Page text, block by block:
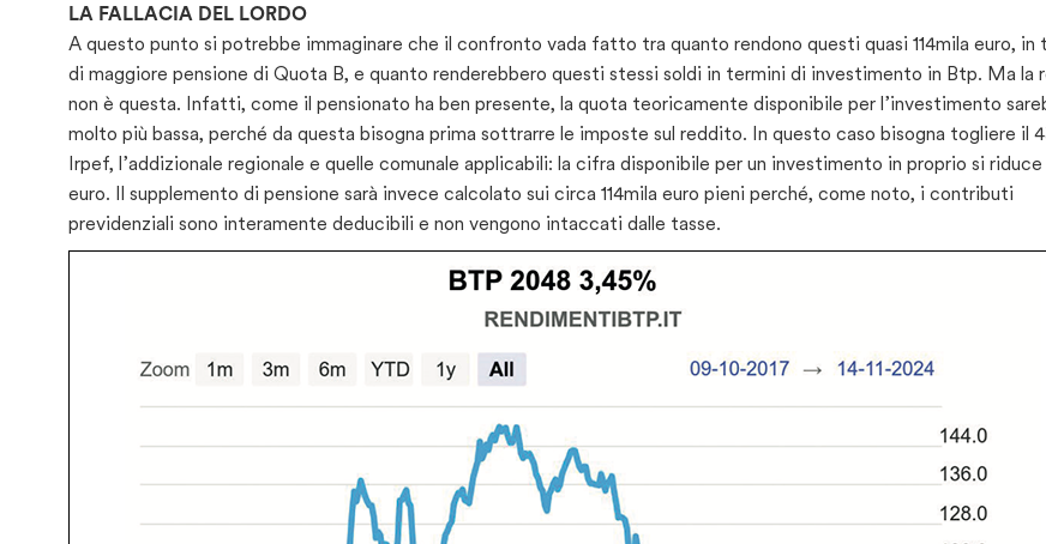
LA FALLACIA DEL LORDO
A questo punto si potrebbe immaginare che il confronto vada fatto tra quanto rendono questi quasi 114mila euro, in
di maggiore pensione di Quota B, e quanto renderebbero questi stessi soldi in termini di investimento in Btp. Ma la
non è questa. Infatti, come il pensionato ha ben presente, la quota teoricamente disponibile per l’investimento
molto più bassa, perché da questa bisogna prima sottrarre le imposte sul reddito. In questo caso bisogna togliere il
Irpef, l’addizionale regionale e quelle comunale applicabili: la cifra disponibile per un investimento in proprio si riduce
euro. Il supplemento di pensione sarà invece calcolato sui circa 114mila euro pieni perché, come noto, i contributi
previdenziali sono interamente deducibili e non vengono intaccati dalle tasse.